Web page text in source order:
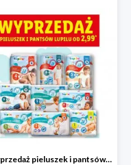
Wyprzedaż pieluszek i pantsów LUPILU od 2,99 zł